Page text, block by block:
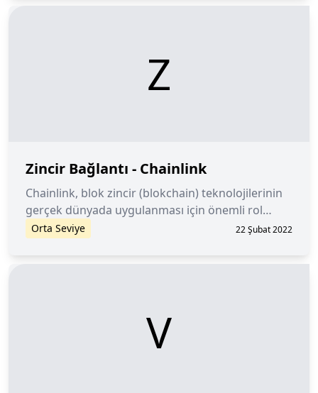
Z
Zincir Bağlantı - Chainlink
Chainlink, blok zincir (blokchain) teknolojilerinin
gerçek dünyada uygulanması için önemli rol
üstlenen, merkezi olmayan bir oracle ağıdır.
Orta Seviye 22 Şubat 2022
V